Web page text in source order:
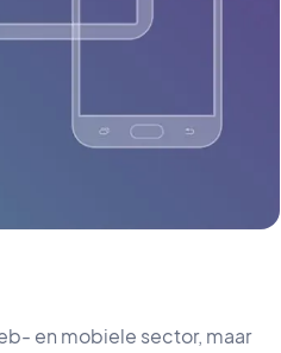
en mobiele sector, maar